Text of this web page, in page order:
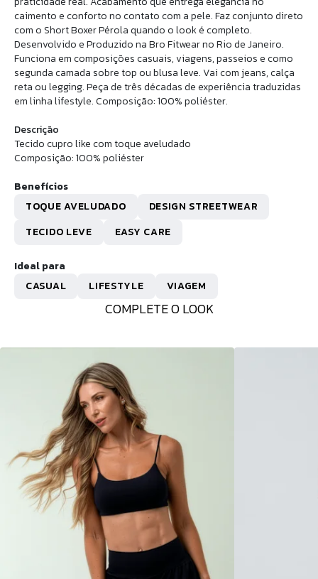
COMPLETE O LOOK
caimento e conforto no contato com a pele. Faz conjunto direto
com o Short Boxer Pérola quando o look é completo.
Desenvolvido e Produzido na Bro Fitwear no Rio de Janeiro.
Funciona em composições casuais, viagens, passeios e como
segunda camada sobre top ou blusa leve. Vai com jeans, calça
reta ou legging. Peça de três décadas de experiência traduzidas
em linha lifestyle. Composição: 100% poliéster.
Descrição
Tecido cupro like com toque aveludado
Composição: 100% poliéster
Benefícios
TOQUE AVELUDADO
DESIGN STREETWEAR
TECIDO LEVE
EASY CARE
Ideal para
CASUAL
LIFESTYLE VIAGEM